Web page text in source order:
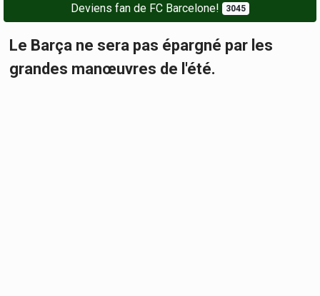
Deviens fan de FC Barcelone! 3045
Le Barça ne sera pas épargné par les
grandes manœuvres de l'été.